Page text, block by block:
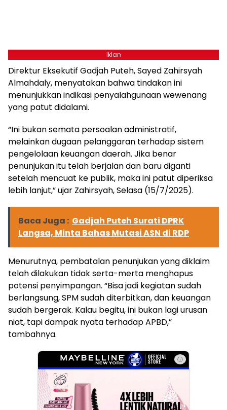
Iklan
Direktur Eksekutif Gadjah Puteh, Sayed Zahirsyah
Almahdaly, menyatakan bahwa tindakan ini
menunjukkan indikasi penyalahgunaan wewenang
yang patut didalami.
“Ini bukan semata persoalan administratif,
melainkan dugaan pelanggaran terhadap sistem
pengelolaan keuangan daerah. Jika benar
penunjukan itu telah berjalan dan baru diganti
setelah mencuat ke publik, maka ini patut diperiksa
lebih lanjut,” ujar Zahirsyah, Selasa (15/7/2025).
Baca Juga : Gadjah Puteh Surati DPRK
Langsa, Minta Bahas Mutasi ASN di RDP
Menurutnya, pembatalan penunjukan yang diklaim
telah dilakukan tidak serta-merta menghapus
potensi penyimpangan. “Bisa jadi kegiatan sudah
berlangsung, SPM sudah diterbitkan, dan keuangan
sudah bergerak. Kalau begitu, ini bukan lagi urusan
niat, tapi dampak nyata terhadap APBD,”
tambahnya.
ⓘ